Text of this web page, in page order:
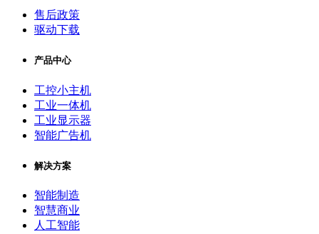
售后政策
驱动下载
产品中心
工控小主机
工业一体机
工业显示器
智能广告机
解决方案
智能制造
智慧商业
人工智能